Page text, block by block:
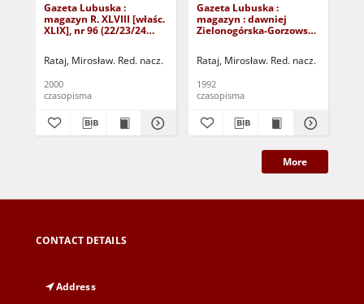
Gazeta Lubuska :
magazyn R. XLVIII [właśc.
XLIX], nr 96 (22/23/24
Rataj, Mirosław. Red. nacz.
2000
czasopisma
Gazeta Lubuska :
magazyn : dawniej
Zielonogórska-Gorzowska
1992). - Wyd. 1
Rataj, Mirosław. Red. nacz.
1992
czasopisma
More
CONTACT DETAILS
Address